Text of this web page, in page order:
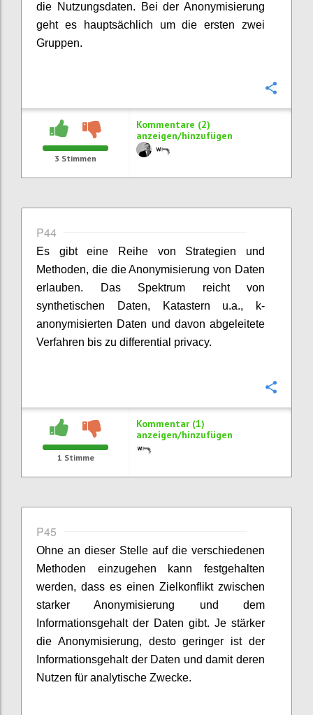
die Nutzungsdaten. Bei der Anonymisierung
geht es hauptsächlich um die ersten zwei
Gruppen.
3 Stimmen
Kommentare (2)
anzeigen/hinzufügen
P44
Es gibt eine Reihe von Strategien und
Methoden, die die Anonymisierung von Daten
erlauben. Das Spektrum reicht von
synthetischen Daten, Katastern u.a., k-
anonymisierten Daten und davon abgeleitete
Verfahren bis zu differential privacy.
1 Stimme
Kommentar (1)
anzeigen/hinzufügen
P45
Ohne an dieser Stelle auf die verschiedenen
Methoden einzugehen kann festgehalten
werden, dass es einen Zielkonflikt zwischen
starker Anonymisierung und dem
Informationsgehalt der Daten gibt. Je stärker
die Anonymisierung, desto geringer ist der
Informationsgehalt der Daten und damit deren
Nutzen für analytische Zwecke.